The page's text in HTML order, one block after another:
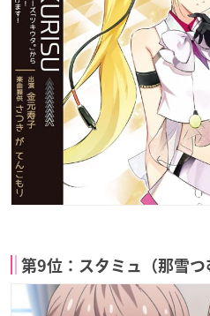
第9位：スタミュ（那雪